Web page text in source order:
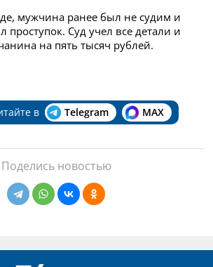
мужчина ранее был не судим и
проступок. Суд учел все детали и
на пять тысяч рублей.
в Telegram MAX
Поделись новостью